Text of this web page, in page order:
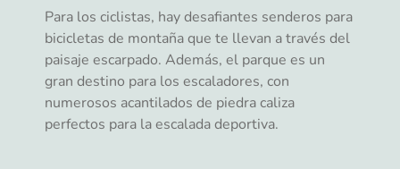
Para los ciclistas, hay desafiantes senderos para
bicicletas de montaña que te llevan a través del
paisaje escarpado. Además, el parque es un
gran destino para los escaladores, con
numerosos acantilados de piedra caliza
perfectos para la escalada deportiva.